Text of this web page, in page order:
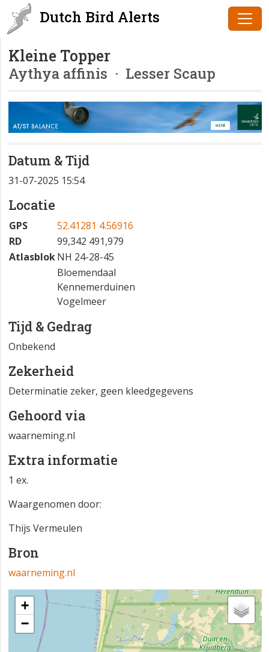
Dutch Bird Alerts
Kleine Topper
Aythya affinis · Lesser Scaup
Datum & Tijd
31-07-2025 15:54
Locatie
GPS
52.41281 4.56916
RD
99,342 491,979
AtlasblokNH 24-28-45
Bloemendaal
Kennemerduinen
Vogelmeer
Tijd & Gedrag
Onbekend
Zekerheid
Determinatie zeker, geen kleedgegevens
Gehoord via
waarneming.nl
Extra informatie
1 ex.
Waargenomen door:
Thijs Vermeulen
Bron
waarneming.nl
+
−